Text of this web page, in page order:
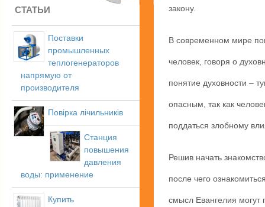
СТАТЬИ
Поставки
промышленных
теплогенераторов
напрямую от
производителя
Повірка лічильників
Станция
повышения
давления
воды: применение
Купить
закону.
В современном мире
человек, говоря о
понятие духовности –
опасным, так как
поддаться злобному
Решив начать
после чего
смысл Евангелия могут